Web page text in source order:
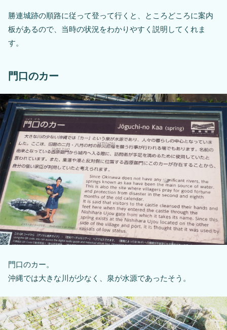
勝連城跡の順路に従って登って行くと、ところどころに案内
板があるので、当時の状況をわかりやすく説明してくれま
す。
門口のカー
門口のカー。
沖縄では大きな川が少なく、泉が水源であったそう。